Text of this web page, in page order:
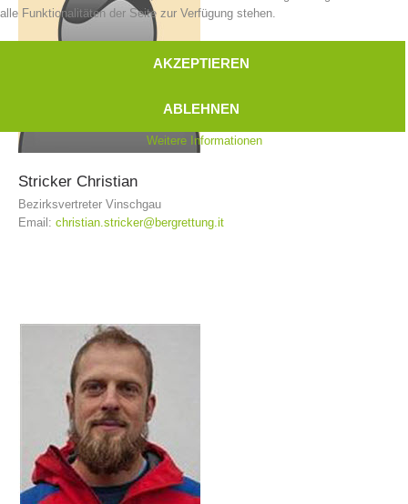
Stricker Christian
Bezirksvertreter Vinschgau
Email: christian.stricker@bergrettung.it
alle Funktionalitäten der Seite zur Verfügung stehen.
AKZEPTIEREN
ABLEHNEN
Weitere Informationen